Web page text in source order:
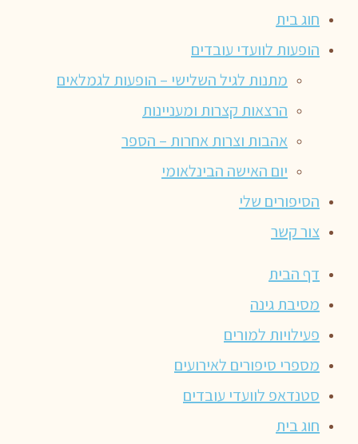
חוג בית
הופעות לוועדי עובדים
מתנות לגיל השלישי – הופעות לגמלאים
הרצאות קצרות ומעניינות
אהבות וצרות אחרות – הספר
יום האישה הבינלאומי
הסיפורים שלי
צור קשר
דף הבית
מסיבת גינה
פעילויות למורים
מספרי סיפורים לאירועים
סטנדאפ לוועדי עובדים
חוג בית